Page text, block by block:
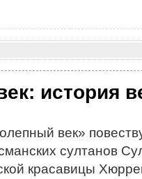
история
век»
султанов
красавицы